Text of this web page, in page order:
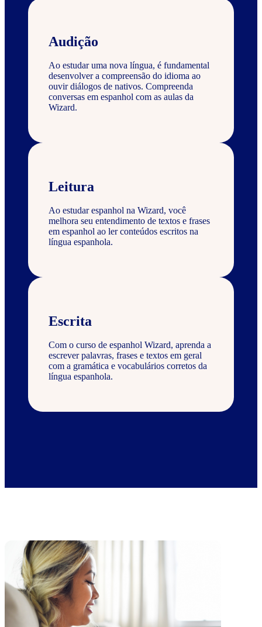
Audição
Ao estudar uma nova língua, é fundamental
desenvolver a compreensão do idioma ao
ouvir diálogos de nativos. Compreenda
conversas em espanhol com as aulas da
Wizard.
Leitura
Ao estudar espanhol na Wizard, você
melhora seu entendimento de textos e frases
em espanhol ao ler conteúdos escritos na
língua espanhola.
Escrita
Com o curso de espanhol Wizard, aprenda a
escrever palavras, frases e textos em geral
com a gramática e vocabulários corretos da
língua espanhola.